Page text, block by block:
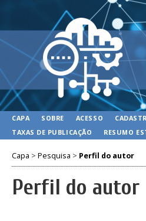
CAPA SOBRE ACESSO
TAXAS DE PUBLICAÇÃO
RESUMO
Capa > Pesquisa > Perfil do autor
Perfil do autor